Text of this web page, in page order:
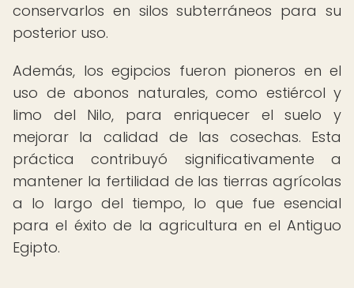
conservarlos en silos subterráneos para su
posterior uso.
Además, los egipcios fueron pioneros en el
uso de abonos naturales, como estiércol y
limo del Nilo, para enriquecer el suelo y
mejorar la calidad de las cosechas. Esta
práctica contribuyó significativamente a
mantener la fertilidad de las tierras agrícolas
a lo largo del tiempo, lo que fue esencial
para el éxito de la agricultura en el Antiguo
Egipto.